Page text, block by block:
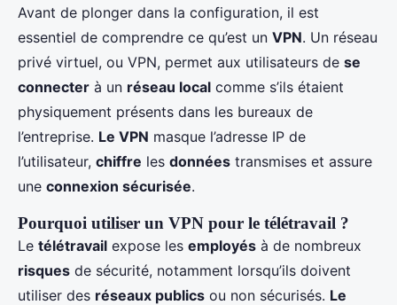
Avant de plonger dans la configuration, il est
essentiel de comprendre ce qu’est un VPN. Un réseau
privé virtuel, ou VPN, permet aux utilisateurs de se
connecter à un réseau local comme s’ils étaient
physiquement présents dans les bureaux de
l’entreprise. Le VPN masque l’adresse IP de
l’utilisateur, chiffre les données transmises et assure
une connexion sécurisée.
Pourquoi utiliser un VPN pour le télétravail ?
Le télétravail expose les employés à de nombreux
risques de sécurité, notamment lorsqu’ils doivent
utiliser des réseaux publics ou non sécurisés. Le